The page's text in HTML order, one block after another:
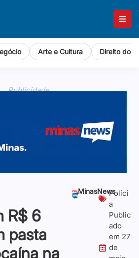
Arte e Cultura Direito do
Publicidade
MinasNewsPolíci
a
Public
ado
em 27
de
R$ 6
pasta
na